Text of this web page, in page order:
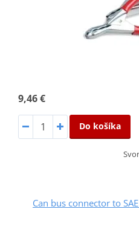
9,46 €
Do košíka
Can bus connector to